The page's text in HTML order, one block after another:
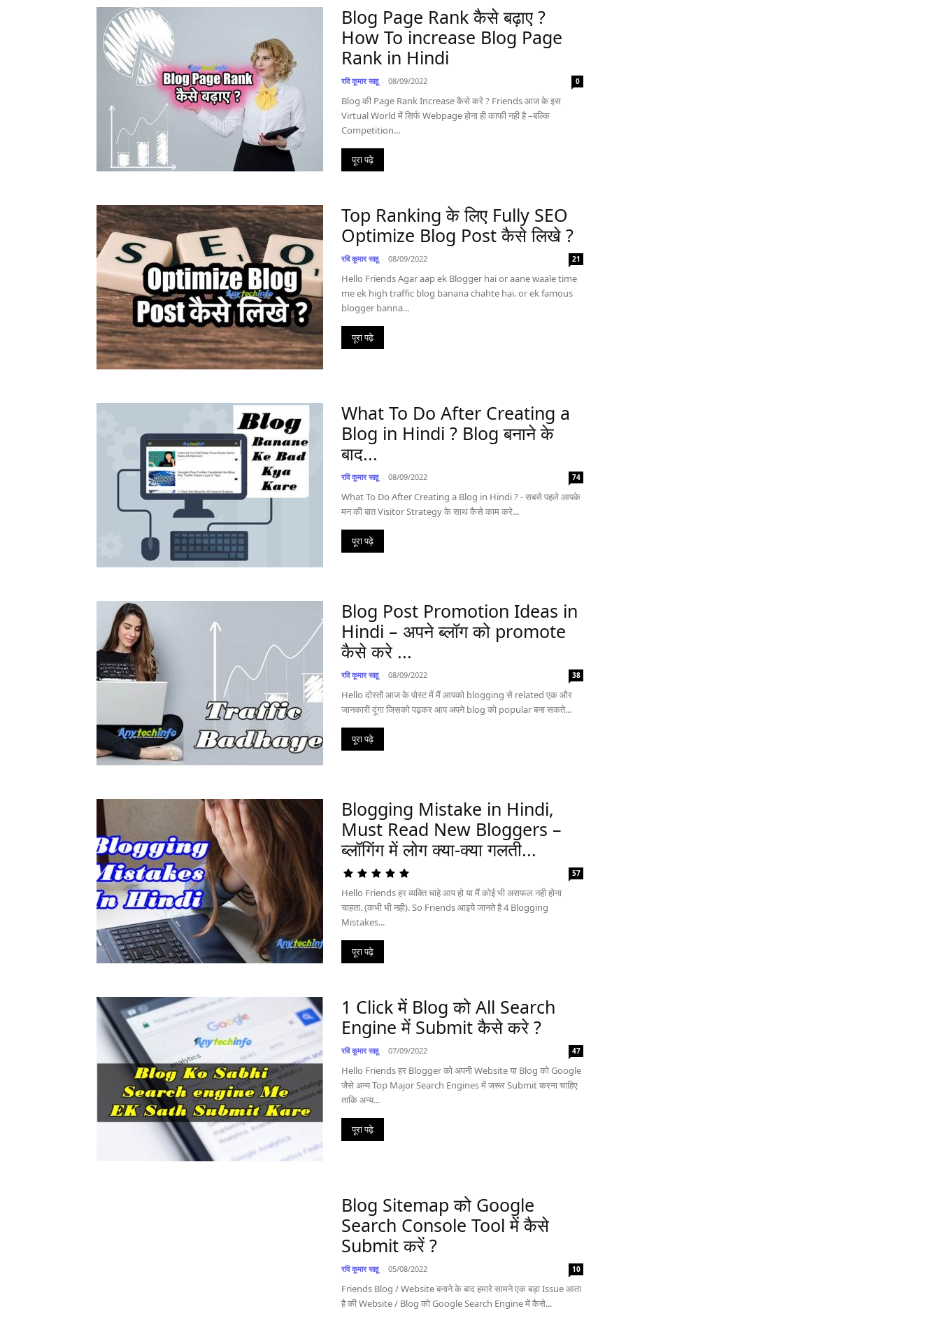
Blog Page Rank कैसे बढ़ाए ?
How To increase Blog Page
Rank in Hindi
रवि कूमार साहू - 08/09/2022 0
Blog की Page Rank Increase कैसे करे ? Friends आज के इस
Virtual World में सिर्फ Webpage होना ही काफी नही है –बल्कि
Competition...
पूरा पढ़े
Top Ranking के लिए Fully SEO
Optimize Blog Post कैसे लिखे ?
रवि कूमार साहू - 08/09/2022 21
Hello Friends Agar aap ek Blogger hai or aane waale time
me ek high traffic blog banana chahte hai. or ek famous
blogger banna...
पूरा पढ़े
What To Do After Creating a
Blog in Hindi ? Blog बनाने के
बाद...
रवि कूमार साहू - 08/09/2022 74
What To Do After Creating a Blog in Hindi ? - सबसे पहले आपके
मन की बात Visitor Strategy के साथ कैसे काम करे...
पूरा पढ़े
Blog Post Promotion Ideas in
Hindi – अपने ब्लॉग को promote
कैसे करे ...
रवि कूमार साहू - 08/09/2022 38
Hello दोस्तों आज के पोस्ट में मैं आपको blogging से related एक और
जानकारी दूंगा जिसको पढ़कर आप अपने blog को popular बना सकते...
पूरा पढ़े
Blogging Mistake in Hindi,
Must Read New Bloggers –
ब्लॉगिंग में लोग क्या-क्या गलती...
57
Hello Friends हर व्यक्ति चाहे आप हो या मैं कोई भी असफल नही होना
चाहता. (कभी भी नही). So Friends आइये जानते है 4 Blogging
Mistakes...
पूरा पढ़े
1 Click में Blog को All Search
Engine में Submit कैसे करे ?
रवि कूमार साहू - 07/09/2022 47
Hello Friends हर Blogger को अपनी Website या Blog को Google
जैसे अन्य Top Major Search Engines में जरूर Submit करना चाहिए
ताकि अन्य...
पूरा पढ़े
Blog Sitemap को Google
Search Console Tool में कैसे
Submit करें ?
रवि कूमार साहू - 05/08/2022 10
Friends Blog / Website बनाने के बाद हमारे सामने एक बड़ा Issue आता
है की Website / Blog को Google Search Engine में कैसे...